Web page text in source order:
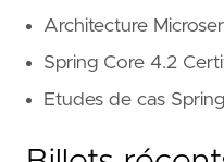
Architecture
Spring Core 4.2
Etudes de cas